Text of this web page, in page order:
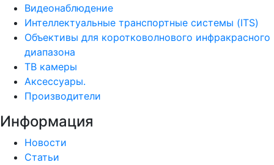
Видеонаблюдение
Интеллектуальные транспортные системы (ITS)
Объективы для коротковолнового инфракрасного
диапазона
ТВ камеры
Аксессуары.
Производители
Информация
Новости
Статьи